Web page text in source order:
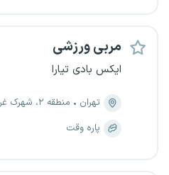
مربی ورزشی
ایکس بادی تیارا
تهران
منطقه ۲، شهرک غرب
پاره وقت